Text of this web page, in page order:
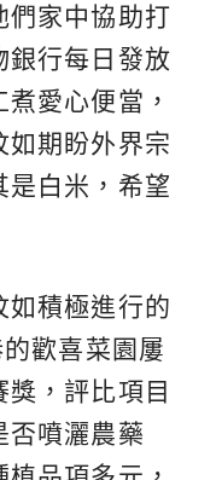
們家中協助打
銀行每日發放
愛心便當，
如期盼外界宗
是白米，希望
如積極進行的
歡喜菜園屢
獎，評比項目
否噴灑農藥